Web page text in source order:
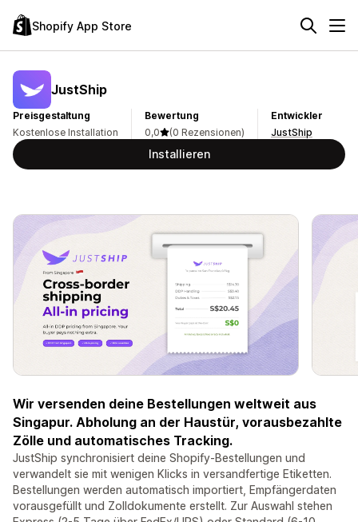
Shopify App Store
JustShip
Preisgestaltung
Kostenlose Installation
Bewertung
0,0
(0 Rezensionen)
Entwickler
JustShip
Installieren
Wir versenden deine Bestellungen weltweit aus
Singapur. Abholung an der Haustür, vorausbezahlte
Zölle und automatisches Tracking.
JustShip synchronisiert deine Shopify-Bestellungen und
verwandelt sie mit wenigen Klicks in versandfertige Etiketten.
Bestellungen werden automatisch importiert, Empfängerdaten
vorausgefüllt und Zolldokumente erstellt. Zur Auswahl stehen